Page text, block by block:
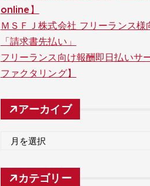
online】
ＭＳＦＪ株式会社 フリーランス
「請求書先払い」
フリーランス向け報酬即日払いサ
ファクタリング】
アーカイブ
カ
カテゴリー